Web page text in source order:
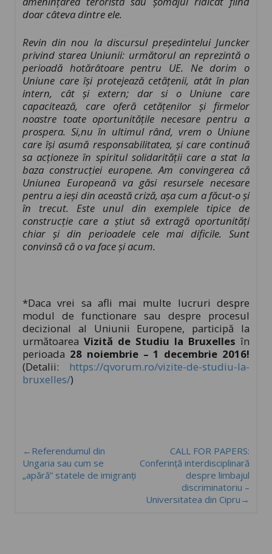
doar câteva dintre ele.
Revin din nou la discursul președintelui Juncker
privind starea Uniunii: următorul an reprezintă o
perioadă hotărâtoare pentru UE. Ne dorim o
Uniune care își protejează cetățenii, atât în plan
intern, cât și extern; dar si o Uniune care
capacitează, care oferă cetățenilor și firmelor
noastre toate oportunitățile necesare pentru a
prospera. Si,nu în ultimul rând, vrem o Uniune
care își asumă responsabilitatea, și care continuă
sa acționeze în spiritul solidarității care a stat la
baza construcției europene.Am convingerea că
Uniunea Europeană va găsi resursele necesare
pentru a ieși din această criză, așa cum a făcut-o și
în trecut. Este unul din exemplele tipice de
construcție care a știut să extragă oportunități
chiar și din perioadele cele mai dificile. Sunt
convinsă că o va face și acum.
*Daca vrei sa afli mai multe lucruri despre
modul de functionare sau despre procesul
decizional al Uniunii Europene, participă la
următoarea Vizită de Studiu la Bruxelles în
perioada 28 noiembrie – 1 decembrie 2016!
(Detalii: https://qvorum.ro/vizite-de-studiu-la-
bruxelles/)
←Referendumul din
Ungaria sau cum se
„apără” statele de imigranți
CALL FOR PAPERS:
Conferință interdisciplinară
despre limbajul
discriminatoriu –
Universitatea din Cipru→